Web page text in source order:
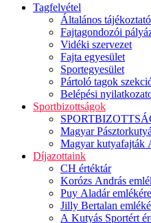
Tagfelvétel
Általános tájékoztató
Fajtagondozói
Vidéki szervezet
Fajta egyesület
Sportegyesület
Pártoló tagok
Belépési
Sportbizottságok
Magyar
Magyar kutyafajták
Díjazottaink
CH értéktár
Korózs András
Puy Aladár
Jilly Bertalan
A Kutyás Sportért